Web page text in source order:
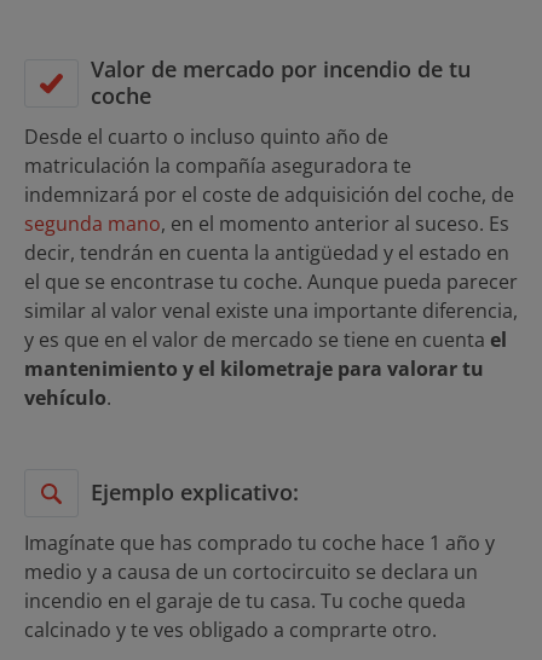
Valor de mercado por incendio de tu
coche
Desde el cuarto o incluso quinto año de
matriculación la compañía aseguradora te
indemnizará por el coste de adquisición del coche, de
segunda mano, en el momento anterior al suceso. Es
decir, tendrán en cuenta la antigüedad y el estado en
el que se encontrase tu coche. Aunque pueda parecer
similar al valor venal existe una importante diferencia,
y es que en el valor de mercado se tiene en cuenta el
mantenimiento y el kilometraje para valorar tu
vehículo.
Ejemplo explicativo:
Imagínate que has comprado tu coche hace 1 año y
medio y a causa de un cortocircuito se declara un
incendio en el garaje de tu casa. Tu coche queda
calcinado y te ves obligado a comprarte otro.